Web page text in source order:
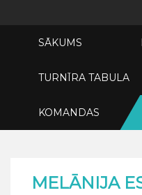
SĀKUMS
TURNĪRA TABULA
KOMANDAS
MELĀNIJA